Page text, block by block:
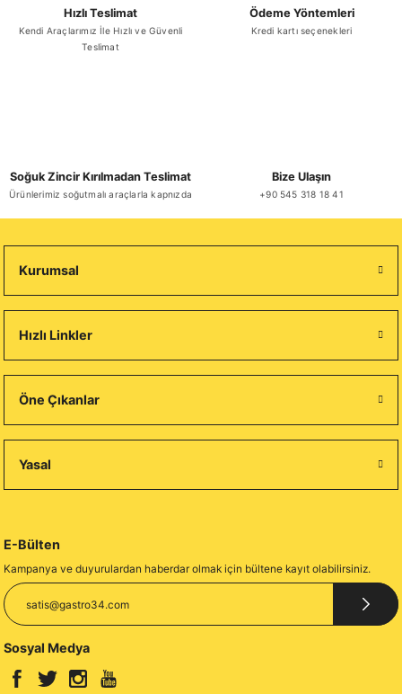
Hızlı Teslimat
Kendi Araçlarımız İle Hızlı ve Güvenli
Teslimat
Ödeme Yöntemleri
Kredi kartı seçenekleri
Soğuk Zincir Kırılmadan Teslimat
Ürünlerimiz soğutmalı araçlarla kapnızda
Bize Ulaşın
+90 545 318 18 41
Kurumsal
Hızlı Linkler
Öne Çıkanlar
Yasal
E-Bülten
Kampanya ve duyurulardan haberdar olmak için bültene kayıt olabilirsiniz.
Sosyal Medya